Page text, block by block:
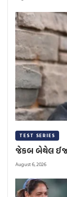
TEST SERIES
જેકબ બેથેલ
August 6, 2026